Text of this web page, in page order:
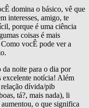
domina o básico, vê que
interesses, amigo, te
porque é uma ciência
coisas é mais
vocÊ pode ver a
da noite para o dia por
excelente notícia! Além
relação dívida/pib
tá?, mais nada), li
o que significa